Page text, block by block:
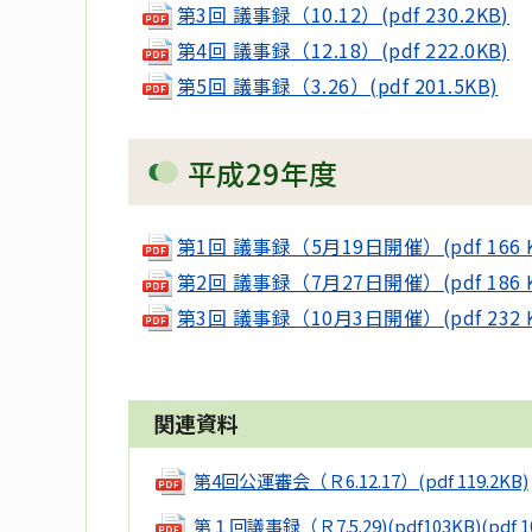
第3回 議事録（10.12）(pdf 230.2KB)
第4回 議事録（12.18）(pdf 222.0KB)
第5回 議事録（3.26）(pdf 201.5KB)
平成29年度
第1回 議事録（5月19日開催）(pdf 166
第2回 議事録（7月27日開催）(pdf 186
第3回 議事録（10月3日開催）(pdf 232
関連資料
第4回公運審会（Ｒ6.12.17） (pdf 119.2KB)
第１回議事録（Ｒ7.5.29)(pdf103KB)(pdf